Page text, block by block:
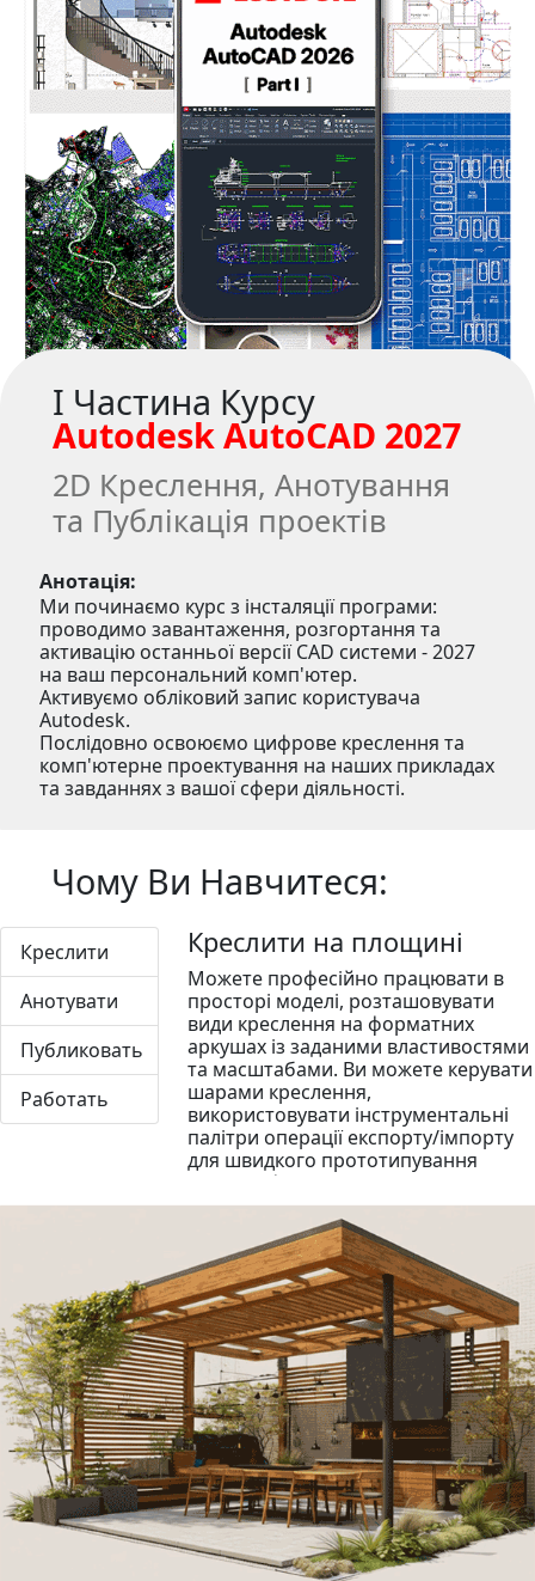
I Частина Курсу
Autodesk AutoCAD 2027
2D Креслення, Анотування
та Публікація проектів
Анотація:
Ми починаємо курс з інсталяції програми:
проводимо завантаження, розгортання та
активацію останньої версії CAD системи - 2027
на ваш персональний комп'ютер.
Активуємо обліковий запис користувача
Autodesk.
Послідовно освоюємо цифрове креслення та
комп'ютерне проектування на наших прикладах
та завданнях з вашої сфери діяльності.
Чому Ви Навчитеся:
Креслити
Анотувати
Публиковать
Работать
Креслити на площині
Можете професійно працювати в
просторі моделі, розташовувати
види креслення на форматних
аркушах із заданими властивостями
та масштабами. Ви можете керувати
шарами креслення,
використовувати інструментальні
палітри операції експорту/імпорту
для швидкого прототипування
свого цифрового проекту. Ви вмієте
ВСЕ, що необхідно професійному
цифровому модельісту-кресляреві!
Можете знаходити та виправляти
помилки у цифрових проектах інших
людей!
Анотувати проект
У нас прийнятий термін "поміряти",
але англійська "Анотувати" - має
ширший зміст: додати всі необхідні
пояснення. Розміри, текстові
написи, таблиці, штампи, логотипи -
все це ви будете легко і швидко
додавати в проект, контролювати
оформлення стилями та
відображати у потрібних проекціях.